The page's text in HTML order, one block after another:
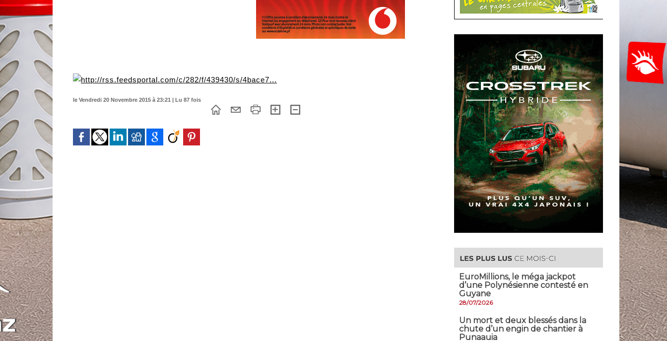
http://rss.feedsportal.com/c/282/f/439430/s/4bace7...
le Vendredi 20 Novembre 2015 à 23:21 | Lu 87 fois
EuroMillions, ​le méga jackpot
d’une Polynésienne contesté en
Guyane
28/07/2026
​Un mort et deux blessés dans la
chute d’un engin de chantier à
Punaauia